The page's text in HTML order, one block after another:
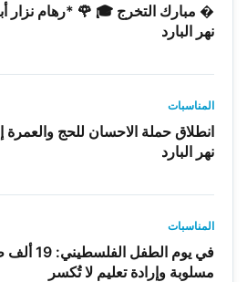
� مبارك التخرج 🎓 🌹 *رهام نزار
نهر البارد
المناسبات
انطلاق حملة الاحسان للحج والعمرة
نهر البارد
المناسبات
في يوم
مسلوبة وإرادة تعليم لا تُكسر